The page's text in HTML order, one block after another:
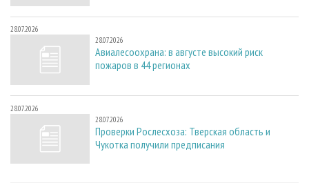
28.07.2026
28.07.2026
Авиалесоохрана: в августе высокий риск
пожаров в 44 регионах
28.07.2026
28.07.2026
Проверки Рослесхоза: Тверская область и
Чукотка получили предписания